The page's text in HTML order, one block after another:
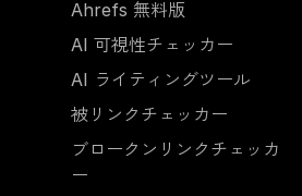
Ahrefs 無料版
AI 可視性チェッカー
AI ライティングツール
被リンクチェッカー
ブロークンリンクチェッカ
ー